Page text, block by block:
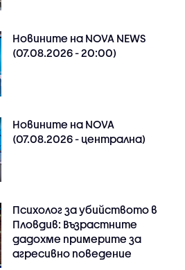
Новините на NOVA NEWS
(07.08.2026 - 20:00)
Новините на NOVA
(07.08.2026 - централна)
Психолог за убийството в
Пловдив: Възрастните
дадохме примерите за
агресивно поведение